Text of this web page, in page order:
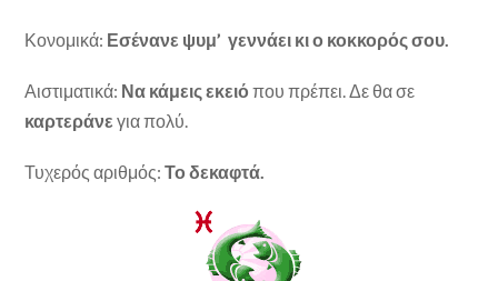
Κονομικά: Εσένανε ψυμ’ γεννάει κι ο κοκκορός σου.
Αιστιματικά: Να κάμεις εκειό που πρέπει. Δε θα σε
καρτεράνε για πολύ.
Τυχερός αριθμός:Το δεκαφτά.